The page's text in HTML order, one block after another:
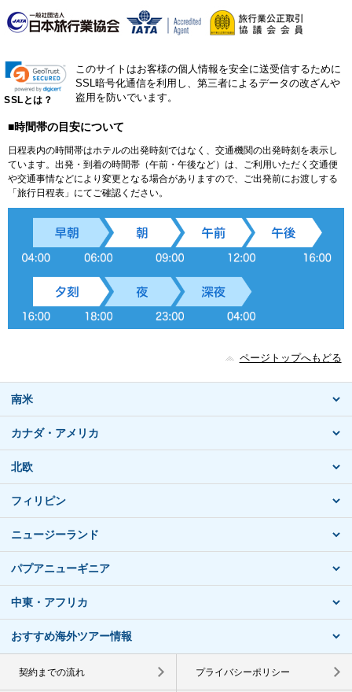
SSLとは？
このサイトはお客様の個人情報を安全に送受信するために
SSL暗号化通信を利用し、第三者によるデータの改ざんや
盗用を防いでいます。
■時間帯の目安について
日程表内の時間帯はホテルの出発時刻ではなく、交通機関の出発時刻を表示し
ています。出発・到着の時間帯（午前・午後など）は、ご利用いただく交通便
や交通事情などにより変更となる場合がありますので、ご出発前にお渡しする
「旅行日程表」にてご確認ください。
ページトップへもどる
南米
カナダ・アメリカ
北欧
フィリピン
ニュージーランド
パプアニューギニア
中東・アフリカ
おすすめ海外ツアー情報
契約までの流れ プライバシーポリシー